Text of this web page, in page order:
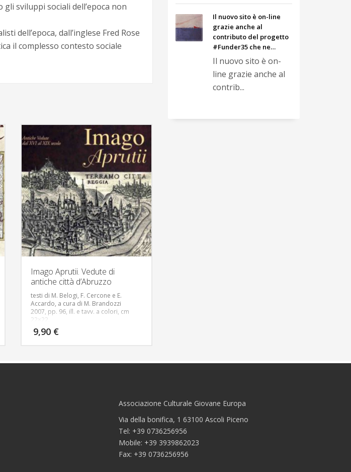
sviluppi sociali dell’epoca non
dell’epoca, dall’inglese Fred Rose
il complesso contesto sociale
Imago Aprutii. Vedute di
antiche città d’Abruzzo
testi di M. Belogi, F. Cercone e E.
Accardo, a cura di M. Brandozzi
2007, pp. 96, ill. e tavv. a colori, cm
22×22.
Testo in Italiano
della Cartografia, di cui costituisce una
principali con i loro campanili ecc.
9,90 €
Il nuovo sito è on-line
grazie anche al
contributo del progetto
#Funder35 che ne…
Il nuovo sito è on-
line grazie anche al
contrib...
Associazione Culturale Giovane Europa
Via della bonifica, 1 63100 Ascoli Piceno
Tel: +39 0736256956
Mobile: +39 3939862023
Fax: +39 0736256956